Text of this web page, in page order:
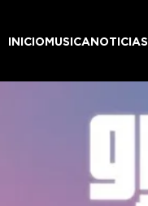
INICIOMUSICANOTICIAS